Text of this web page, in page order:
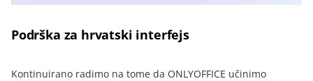
Podrška za hrvatski interfejs
Kontinuirano radimo na tome da ONLYOFFICE učinimo